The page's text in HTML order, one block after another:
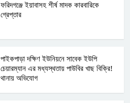
ফরিদগঞ্জে ইয়াবাসহ শীর্ষ মাদক কারবারিকে
গ্রেপ্তার
পাইকপাড়া দক্ষিণ ইউনিয়নে সাবেক ইউপি
চেয়ারম্যান এর মধ্যস্থতায় পাউবির খাছ বিক্রি!
থানায় অভিযোগ